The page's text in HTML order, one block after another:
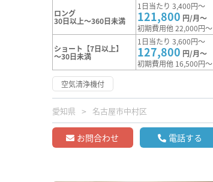
ロング
30日以上～360日未満
1日当たり 3,400円～
121,800 円/月～
初期費用他 22,000円～
ショート【7日以上】
～30日未満
1日当たり 3,600円～
127,800 円/月～
初期費用他 16,500円～
空気清浄機付
愛知県 名古屋市中村区
お問合わせ 電話する